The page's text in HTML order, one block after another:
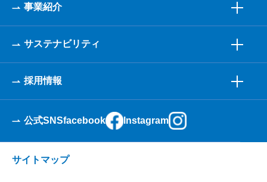
事業紹介
サステナビリティ
採用情報
公式SNSfacebook Instagram
サイトマップ